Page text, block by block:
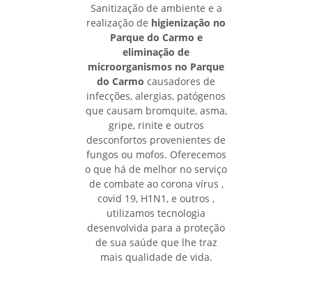
Sanitização de ambiente e a
realização de higienização no
Parque do Carmo e
eliminação de
microorganismos no Parque
do Carmo causadores de
infecções, alergias, patógenos
que causam bromquite, asma,
gripe, rinite e outros
desconfortos provenientes de
fungos ou mofos. Oferecemos
o que há de melhor no serviço
de combate ao corona vírus ,
covid 19, H1N1, e outros ,
utilizamos tecnologia
desenvolvida para a proteção
de sua saúde que lhe traz
mais qualidade de vida.